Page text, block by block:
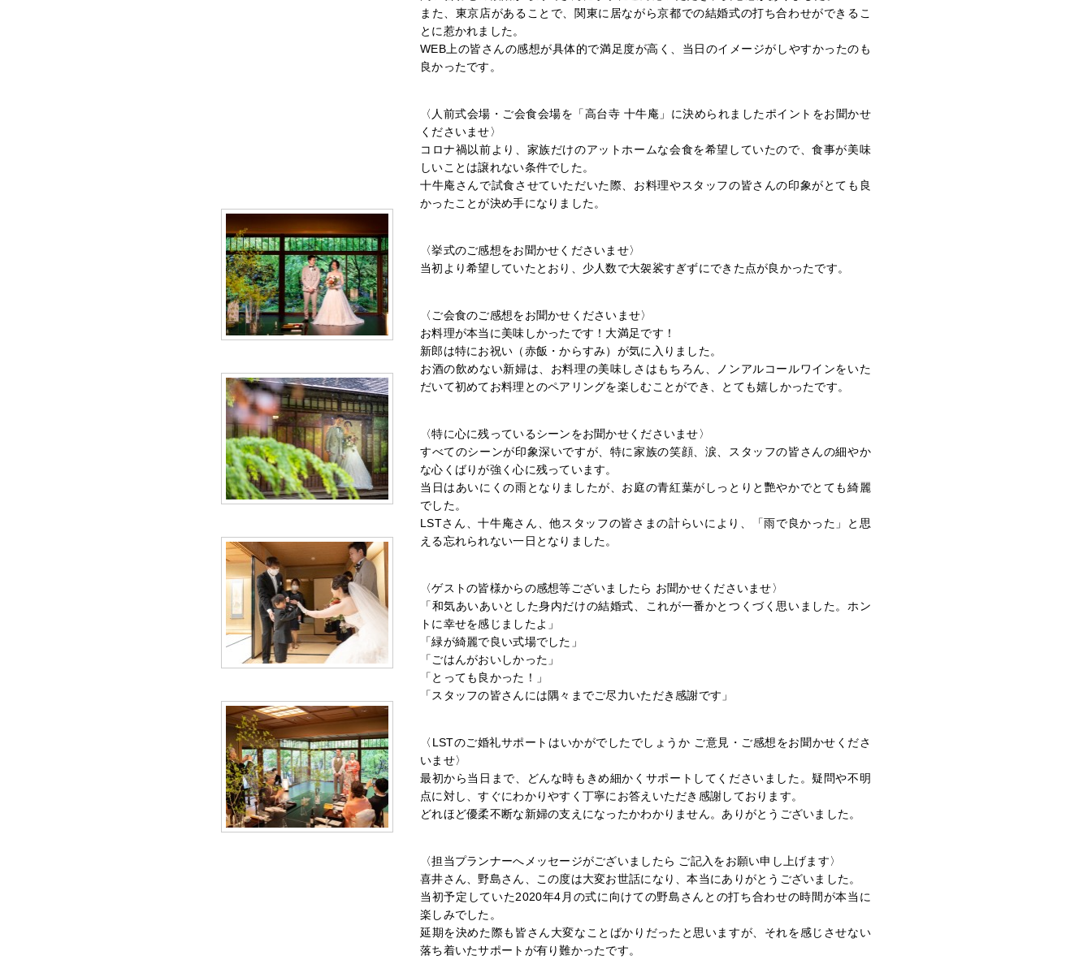
また、東京店があることで、関東に居ながら京都での結婚式の打ち合わせができるこ
とに惹かれました。
WEB上の皆さんの感想が具体的で満足度が高く、当日のイメージがしやすかったのも
良かったです。
〈人前式会場・ご会食会場を「高台寺 十牛庵」に決められましたポイントをお聞かせ
くださいませ〉
コロナ禍以前より、家族だけのアットホームな会食を希望していたので、食事が美味
しいことは譲れない条件でした。
十牛庵さんで試食させていただいた際、お料理やスタッフの皆さんの印象がとても良
かったことが決め手になりました。
〈挙式のご感想をお聞かせくださいませ〉
当初より希望していたとおり、少人数で大袈裟すぎずにできた点が良かったです。
〈ご会食のご感想をお聞かせくださいませ〉
お料理が本当に美味しかったです！大満足です！
新郎は特にお祝い（赤飯・からすみ）が気に入りました。
お酒の飲めない新婦は、お料理の美味しさはもちろん、ノンアルコールワインをいた
だいて初めてお料理とのペアリングを楽しむことができ、とても嬉しかったです。
〈特に心に残っているシーンをお聞かせくださいませ〉
すべてのシーンが印象深いですが、特に家族の笑顔、涙、スタッフの皆さんの細やか
な心くばりが強く心に残っています。
当日はあいにくの雨となりましたが、お庭の青紅葉がしっとりと艷やかでとても綺麗
でした。
LSTさん、十牛庵さん、他スタッフの皆さまの計らいにより、「雨で良かった」と思
える忘れられない一日となりました。
〈ゲストの皆様からの感想等ございましたら お聞かせくださいませ〉
「和気あいあいとした身内だけの結婚式、これが一番かとつくづく思いました。ホン
トに幸せを感じましたよ」
「緑が綺麗で良い式場でした」
「ごはんがおいしかった」
「とっても良かった！」
「スタッフの皆さんには隅々までご尽力いただき感謝です」
〈LSTのご婚礼サポートはいかがでしたでしょうか ご意見・ご感想をお聞かせくださ
いませ〉
最初から当日まで、どんな時もきめ細かくサポートしてくださいました。疑問や不明
点に対し、すぐにわかりやすく丁寧にお答えいただき感謝しております。
どれほど優柔不断な新婦の支えになったかわかりません。ありがとうございました。
〈担当プランナーへメッセージがございましたら ご記入をお願い申し上げます〉
喜井さん、野島さん、この度は大変お世話になり、本当にありがとうございました。
当初予定していた2020年4月の式に向けての野島さんとの打ち合わせの時間が本当に
楽しみでした。
延期を決めた際も皆さん大変なことばかりだったと思いますが、それを感じさせない
落ち着いたサポートが有り難かったです。